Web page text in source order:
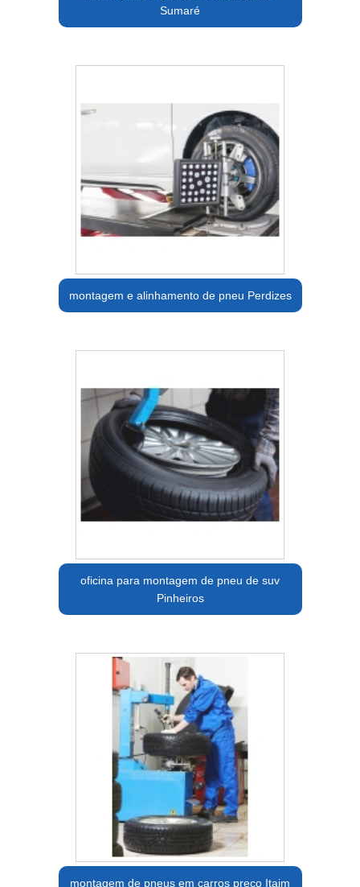
Sumaré
montagem e alinhamento de pneu Perdizes
oficina para montagem de pneu de suv
Pinheiros
montagem de pneus em carros preço Itaim